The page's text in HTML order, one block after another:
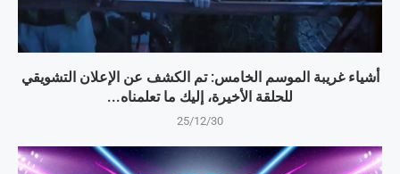
أشياء غريبة الموسم الخامس: تم الكشف عن الإعلان التشويقي
للحلقة الأخيرة، إليك ما تعلمناه...
25/12/30